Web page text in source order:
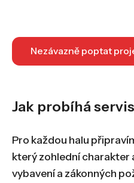
Nezávazně poptat
Jak probíhá
Pro každou halu
který zohlední charakter
vybavení a zákonných